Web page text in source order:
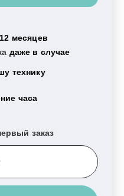
месяцев
даже в случае
технику
часа
заказ